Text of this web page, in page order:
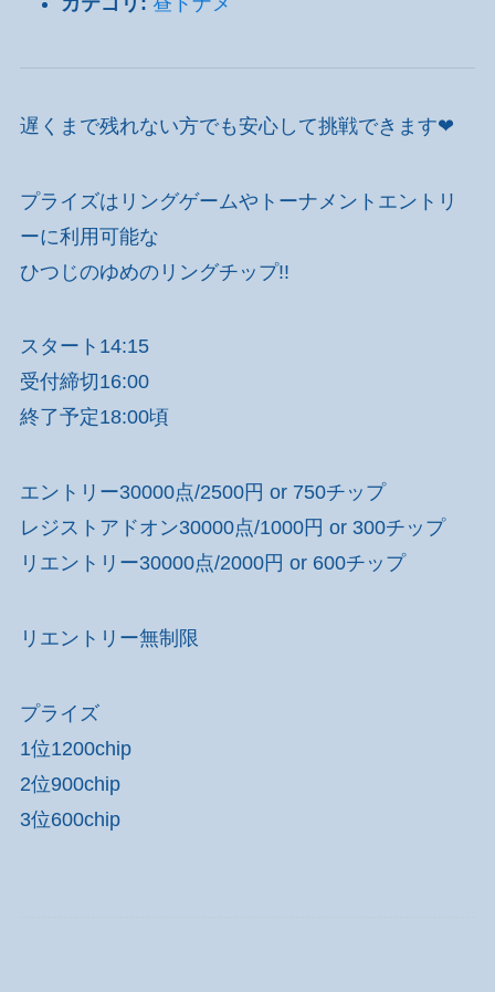
遅くまで残れない方でも安心して挑戦できます❤
プライズはリングゲームやトーナメントエントリ
ーに利用可能な
ひつじのゆめのリングチップ!!
スタート14:15
受付締切16:00
終了予定18:00頃
エントリー30000点/2500円 or 750チップ
レジストアドオン30000点/1000円 or 300チップ
リエントリー30000点/2000円 or 600チップ
リエントリー無制限
プライズ
1位1200chip
2位900chip
3位600chip